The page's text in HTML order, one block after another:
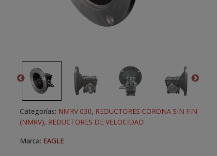
Categorías: NMRV 030, REDUCTORES CORONA SIN FIN
(NMRV), REDUCTORES DE VELOCIDAD
Marca: EAGLE